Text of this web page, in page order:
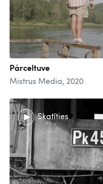
Pārceltuve
Mistrus Media, 2020
Skatīties